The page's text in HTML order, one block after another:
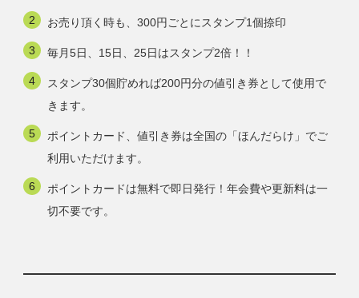
お売り頂く時も、300円ごとにスタンプ1個捺印
毎月5日、15日、25日はスタンプ2倍！！
スタンプ30個貯めれば200円分の値引き券として使用で
きます。
ポイントカード、値引き券は全国の「ほんだらけ」でご
利用いただけます。
ポイントカードは無料で即日発行！年会費や更新料は一
切不要です。